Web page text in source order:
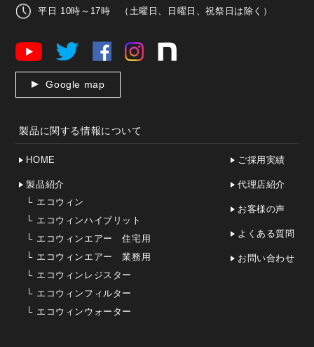
平日 10時～17時 （土曜日、日曜日、祝祭日は除く）
Google map
製品に関する情報について
HOME
製品紹介
└ エコウィン
└ エコウィンハイブリット
└ エコウィンエアー 住宅用
└ エコウィンエアー 業務用
└ エコウィンレジスター
└ エコウィンフィルター
└ エコウィンウォーター
ご採用実績
代理店紹介
お客様の声
よくある質問
お問い合わせ